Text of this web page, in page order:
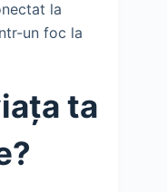
la
un foc la
ta